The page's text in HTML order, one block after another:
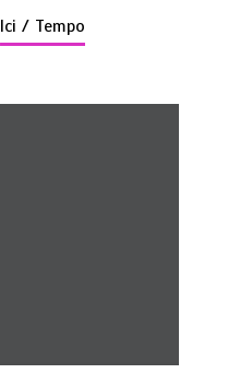
Ici / Tempo